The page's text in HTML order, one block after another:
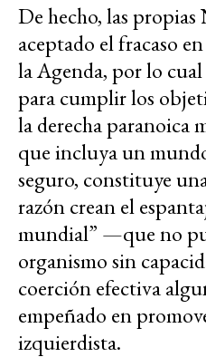
De hecho, las
aceptado el fracaso
la Agenda, por lo
para cumplir los
la derecha paranoica
que incluya un
seguro, constituye
razón crean el
mundial” —que no
organismo sin
coerción efectiva
empeñado en
izquierdista.